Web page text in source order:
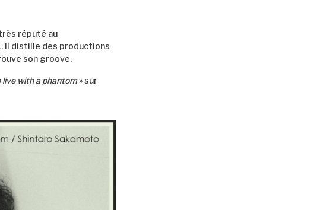
réputé au
Il distille des productions
son groove.
live with a phantom» sur